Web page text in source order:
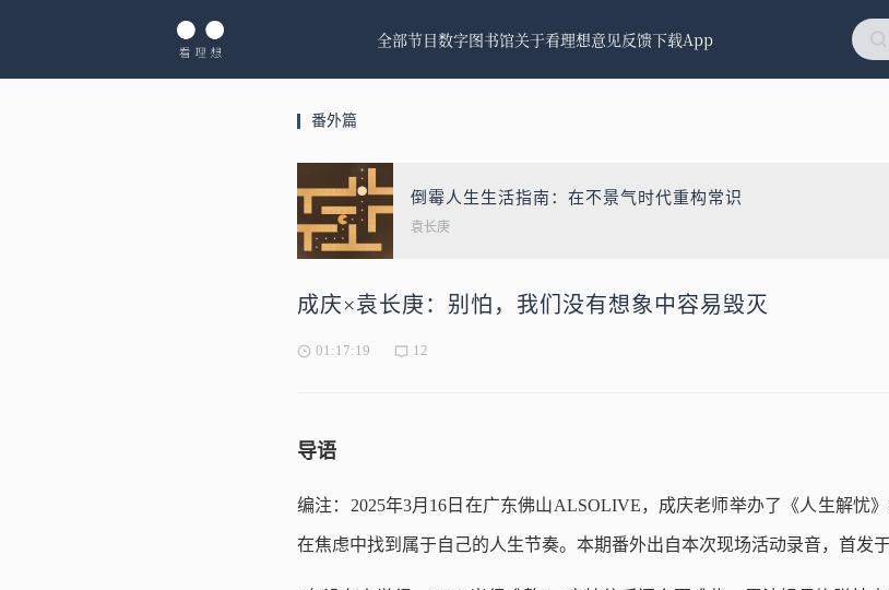
全部节目数字图书馆关于看理想意见反馈下载App
番外篇
倒霉人生生活指南：在不景气时代重构常识
袁长庚
成庆×袁长庚：别怕，我们没有想象中容易毁灭
01:17:19 12
导语
编注：2025年3月16日在广东佛山ALSOLIVE，成庆老师举办了《人生解忧
在焦虑中找到属于自己的人生节奏。本期番外出自本次现场活动录音，首发